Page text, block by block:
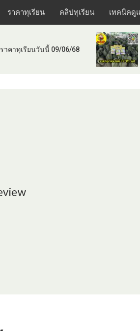
ราคาทุเรียน คลิปทุเรียน เทคนิคดู
ราคาทุเรียนวันนี้ 09/06/68